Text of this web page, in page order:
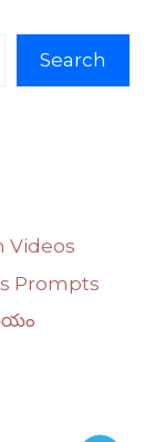
Search
Videos
Prompts